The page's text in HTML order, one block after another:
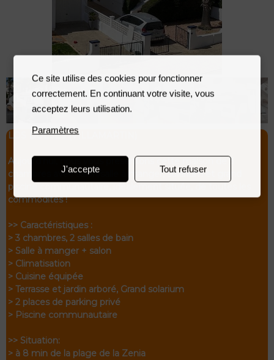
LOS DOLSES (VILLAMARTIN)
Aujourd’hui, nous vous présentons cette maison de 3
chambres avec salon/salle à manger, solarium et grand
piscine communautaire, idéalement située, de toutes les
commodités !
>> Caractéristiques :
> 3 chambres, 2 salles de bain
> Salle à manger + salon
> Climatisation
> Cuisine équipée
> Terrasse et jardin arboré, Grand solarium
> 2 places de parking privé
> Piscine communautaire
>> Situation:
> à 8 min de la plage de la Zenia
Ce site utilise des cookies pour fonctionner
correctement. En continuant votre visite, vous
acceptez leurs utilisation.
Paramètres
J'accepte Tout refuser